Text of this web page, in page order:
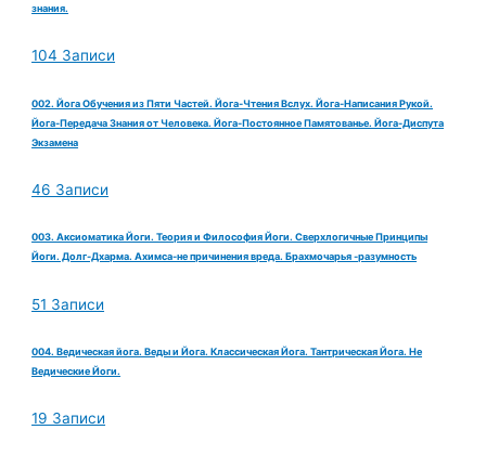
знания.
104 Записи
002. Йога Обучения из Пяти Частей. Йога-Чтения Вслух. Йога-Написания Рукой.
Йога-Передача Знания от Человека. Йога-Постоянное Памятованье. Йога-Диспута
Экзамена
46 Записи
003. Аксиоматика Йоги. Теория и Философия Йоги. Сверхлогичные Принципы
Йоги. Долг-Дхарма. Ахимса-не причинения вреда. Брахмочарья -разумность
51 Записи
004. Ведическая йога. Веды и Йога. Классическая Йога. Тантрическая Йога. Не
Ведические Йоги.
19 Записи